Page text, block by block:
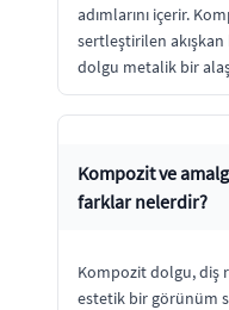
adımlarını içerir.
sertleştirilen
dolgu metalik bir
Kompozit ve
farklar nelerdir?
Kompozit dolgu, diş
estetik bir görünüm